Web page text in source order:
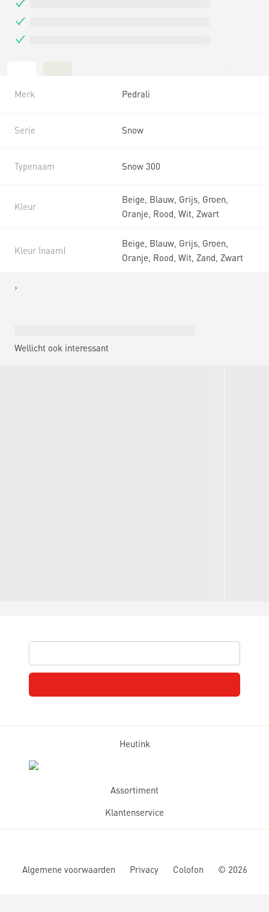
Merk Pedrali
Serie Snow
Typenaam Snow 300
Kleur
Beige, Blauw, Grijs, Groen,
Oranje, Rood, Wit, Zwart
Kleur (naam)
Beige, Blauw, Grijs, Groen,
Oranje, Rood, Wit, Zand, Zwart
Wellicht ook interessant
Heutink
Assortiment
Klantenservice
Algemene voorwaarden Privacy Colofon © 2026